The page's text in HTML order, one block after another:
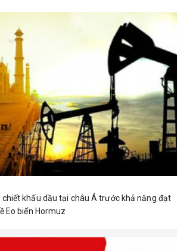
khấu dầu tại châu Á trước khả năng đạt
Eo biển Hormuz